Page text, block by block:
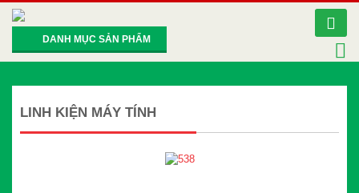
DANH MỤC SẢN PHẨM
LINH KIỆN MÁY TÍNH